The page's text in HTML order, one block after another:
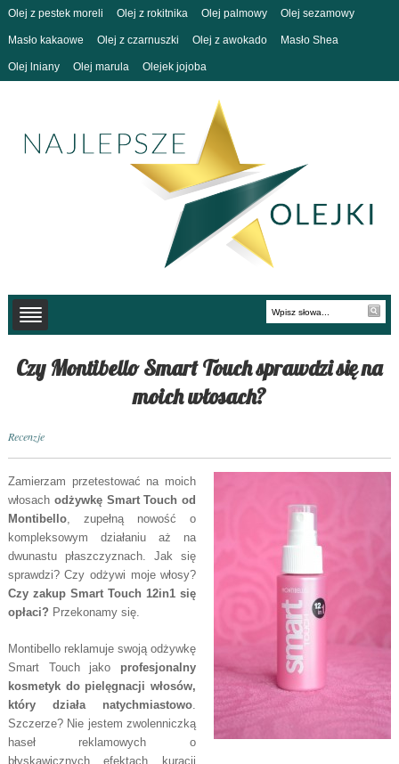
Olej z pestek moreli Olej z rokitnika Olej palmowy Olej sezamowy
Masło kakaowe Olej z czarnuszki Olej z awokado Masło Shea
Olej lniany Olej marula Olejek jojoba
Czy Montibello Smart Touch sprawdzi się na
moich włosach?
Recenzje
Zamierzam przetestować na moich
włosach odżywkę Smart Touch od
Montibello, zupełną nowość o
kompleksowym działaniu aż na
dwunastu płaszczyznach. Jak się
sprawdzi? Czy odżywi moje włosy?
Czy zakup Smart Touch 12in1 się
opłaci? Przekonamy się.
Montibello reklamuje swoją odżywkę
Smart Touch jako profesjonalny
kosmetyk do pielęgnacji włosów,
który działa natychmiastowo
Szczerze? Nie jestem zwolenniczką
haseł reklamowych o
błyskawicznych efektach kuracji